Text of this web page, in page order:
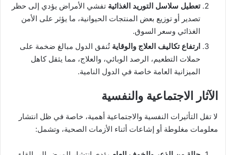
تعطيل سلاسل التوريد الغذائية تفشي الأمراض يؤدي إلى حظر
تصدير أو توزيع بعض المنتجات الحيوانية، ما يؤثر على الأمن
الغذائي وسعر السوق.
ارتفاع تكاليف العلاج والوقاية تُنفق الدول مبالغ ضخمة على
حملات التطعيم، الرصد الوبائي، والعلاج، مما يثقل كاهل
الميزانية العامة خاصة في الدول النامية.
الآثار الاجتماعية والنفسية
لا تقل التأثيرات النفسية والاجتماعية أهمية، خاصة في ظل انتشار
معلومات مغلوطة أو إشاعات أثناء الأزمات الصحية، وتشمل: